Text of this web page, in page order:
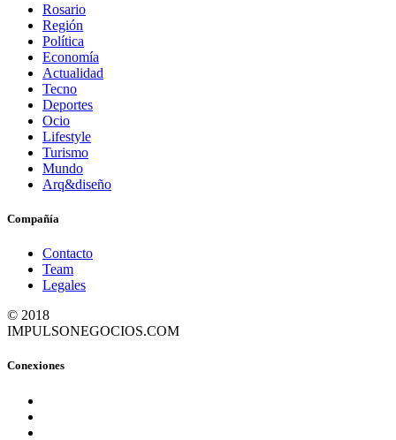
Rosario
Región
Política
Economía
Actualidad
Tecno
Deportes
Ocio
Lifestyle
Turismo
Mundo
Arq&diseño
Compañía
Contacto
Team
Legales
© 2018
IMPULSONEGOCIOS.COM
Conexiones